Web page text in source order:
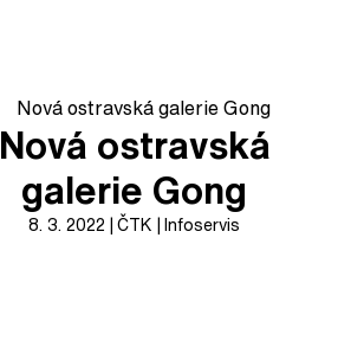
Nová ostravská
galerie Gong
8. 3. 2022 ČTK Infoservis